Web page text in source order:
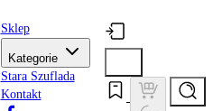
Sklep
Kategorie
Stara Szuflada
Kontakt